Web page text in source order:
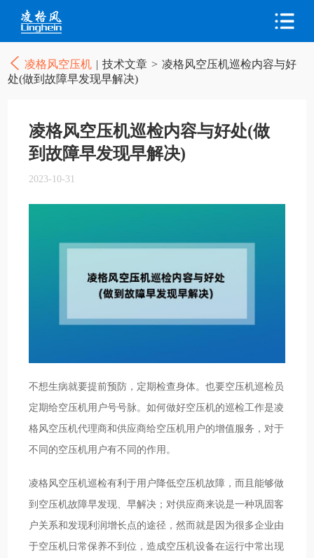
凌格风空压机 | 技术文章 > 凌格风空压机巡检内容与好
处(做到故障早发现早解决)
凌格风空压机巡检内容与好处(做
到故障早发现早解决)
2023-10-31
不想生病就要提前预防，定期检查身体。也要空压机巡检员
定期给空压机用户号号脉。如何做好空压机的巡检工作是凌
格风空压机代理商和供应商给空压机用户的增值服务，对于
不同的空压机用户有不同的作用。
凌格风空压机巡检有利于用户降低空压机故障，而且能够做
到空压机故障早发现、早解决；对供应商来说是一种巩固客
户关系和发现利润增长点的途径，然而就是因为很多企业由
于空压机日常保养不到位，造成空压机设备在运行中常出现